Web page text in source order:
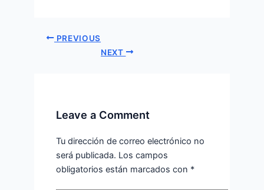
PREVIOUS
NEXT
Leave a Comment
Tu dirección de correo electrónico no
será publicada. Los campos
obligatorios están marcados con *